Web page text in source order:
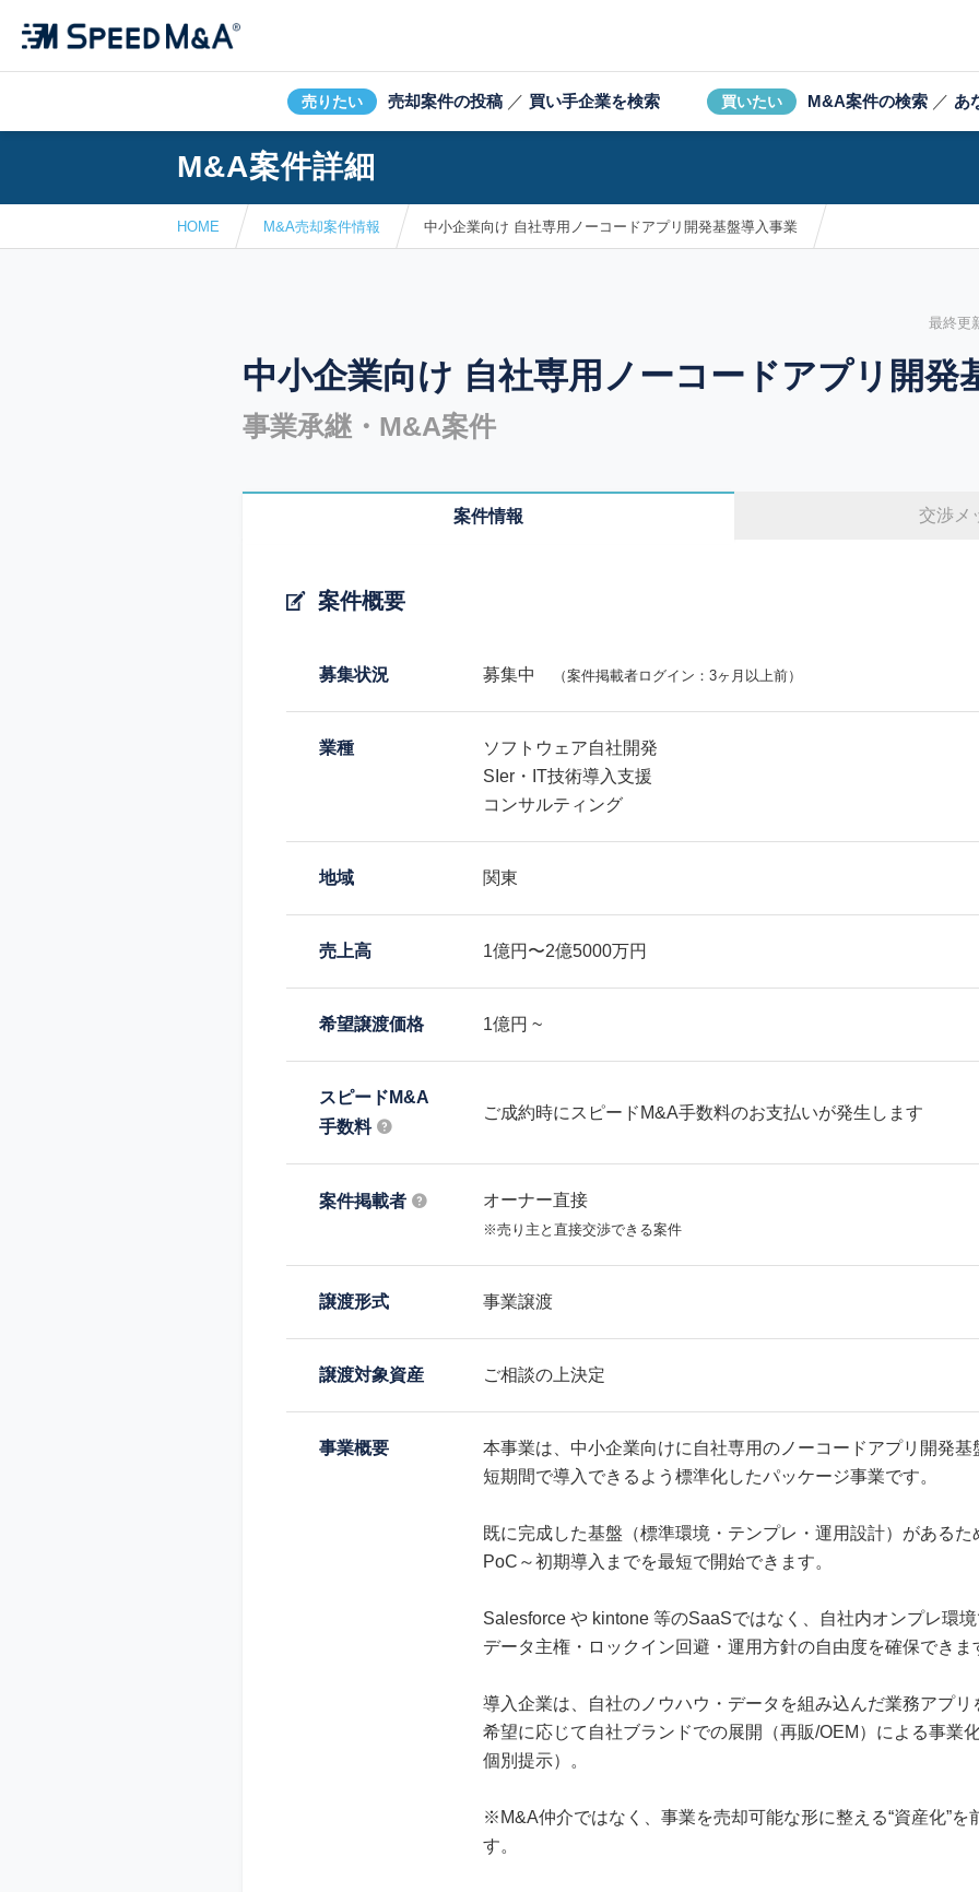
売りたい 売却案件の投稿 ／ 買い手企業を検索 買いたい M&A案件の検索 ／ あ
M&A案件詳細
HOME M&A売却案件情報 中小企業向け 自社専用ノーコードアプリ開発基盤導入事業
最終更
中小企業向け 自社専用ノーコードアプリ開発
事業承継・M&A案件
案件情報 交渉メ
案件概要
募集状況 募集中 （案件掲載者ログイン：3ヶ月以上前）
業種
ソフトウェア自社開発
SIer・IT技術導入支援
コンサルティング
地域 関東
売上高 1億円〜2億5000万円
希望譲渡価格 1億円 ~
スピードM&A
手数料
ご成約時にスピードM&A手数料のお支払いが発生します
案件掲載者 オーナー直接
※売り主と直接交渉できる案件
譲渡形式 事業譲渡
譲渡対象資産 ご相談の上決定
事業概要
本事業は、中小企業向けに自社専用のノーコードアプリ開発基
短期間で導入できるよう標準化したパッケージ事業です。
既に完成した基盤（標準環境・テンプレ・運用設計）があるた
PoC～初期導入までを最短で開始できます。
Salesforce や kintone 等のSaaSではなく、自社内オンプレ環
データ主権・ロックイン回避・運用方針の自由度を確保できま
導入企業は、自社のノウハウ・データを組み込んだ業務アプリ
希望に応じて自社ブランドでの展開（再販/OEM）による事業
個別提示）。
※M&A仲介ではなく、事業を売却可能な形に整える“資産化”を
す。